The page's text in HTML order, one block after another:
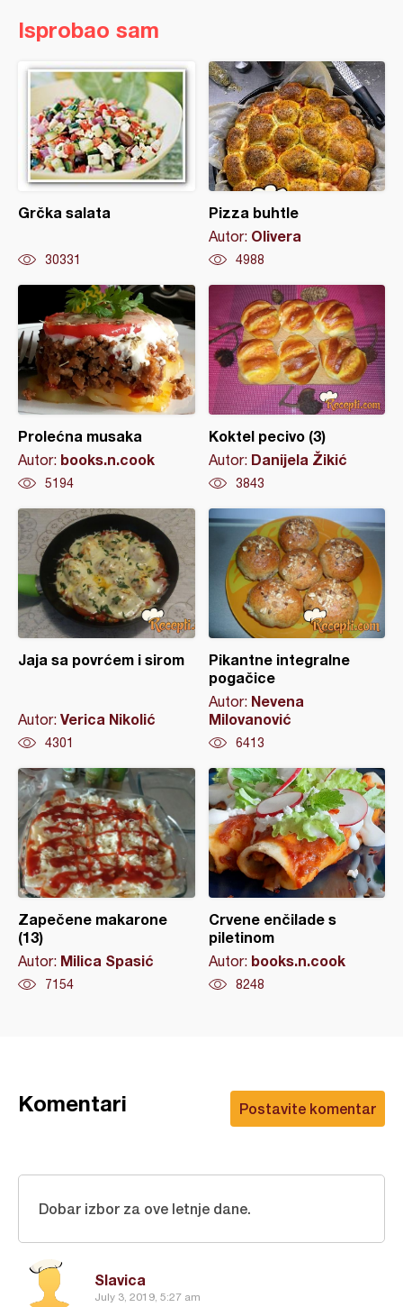
Isprobao sam
Grčka salata
30331
Pizza buhtle
Autor: Olivera
4988
Prolećna musaka
Autor: books.n.cook
5194
Koktel pecivo (3)
Autor: Danijela Žikić
3843
Jaja sa povrćem i sirom
Autor: Verica Nikolić
4301
Pikantne integralne
pogačice
Autor: Nevena
Milovanović
6413
Zapečene makarone
(13)
Autor: Milica Spasić
7154
Crvene enčilade s
piletinom
Autor: books.n.cook
8248
Postavite komentar
Komentari
Slavica
July 3, 2019, 5:27 am
Dobar izbor za ove letnje dane.